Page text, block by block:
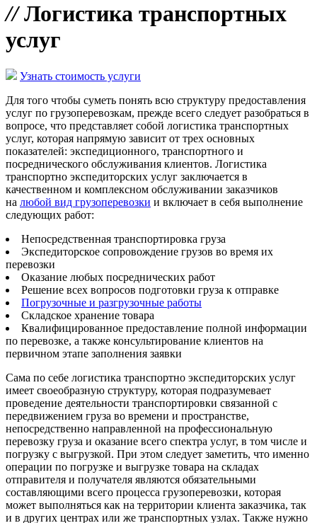
//Логистика транспортных
услуг
Узнать стоимость услуги
Для того чтобы суметь понять всю структуру предоставления
услуг по грузоперевозкам, прежде всего следует разобраться в
вопросе, что представляет собой логистика транспортных
услуг, которая напрямую зависит от трех основных
показателей: экспедиционного, транспортного и
посреднического обслуживания клиентов. Логистика
транспортно экспедиторских услуг заключается в
качественном и комплексном обслуживании заказчиков
на любой вид грузоперевозки и включает в себя выполнение
следующих работ:
Непосредственная транспортировка груза
Экспедиторское сопровождение грузов во время их
перевозки
Оказание любых посреднических работ
Решение всех вопросов подготовки груза к отправке
Погрузочные и разгрузочные работы
Складское хранение товара
Квалифицированное предоставление полной информации
по перевозке, а также консультирование клиентов на
первичном этапе заполнения заявки
Сама по себе логистика транспортно экспедиторских услуг
имеет своеобразную структуру, которая подразумевает
проведение деятельности транспортировки связанной с
передвижением груза во времени и пространстве,
непосредственно направленной на профессиональную
перевозку груза и оказание всего спектра услуг, в том числе и
погрузку с выгрузкой. При этом следует заметить, что именно
операции по погрузке и выгрузке товара на складах
отправителя и получателя являются обязательными
составляющими всего процесса грузоперевозки, которая
может выполняться как на территории клиента заказчика, так
и в других центрах или же транспортных узлах. Также нужно